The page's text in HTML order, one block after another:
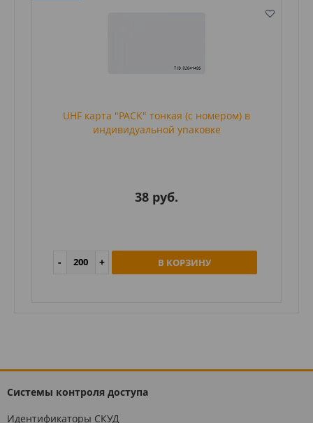
UHF карта "PACK" тонкая (с номером) в
индивидуальной упаковке
38 руб.
В КОРЗИНУ
Системы контроля доступа
Идентификаторы СКУД